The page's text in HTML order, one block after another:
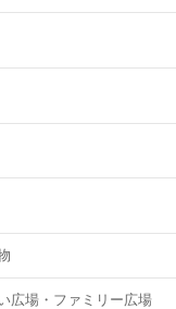
広場・ファミリー広場